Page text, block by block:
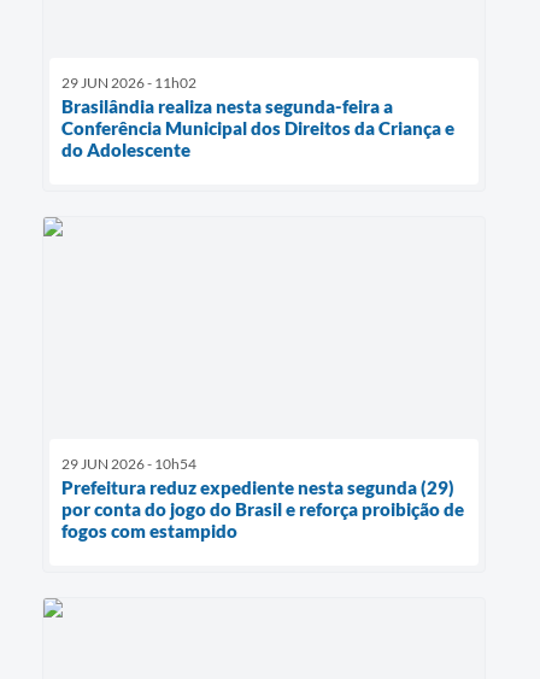
29 JUN 2026 - 11h02
Brasilândia realiza nesta segunda-feira a
Conferência Municipal dos Direitos da Criança e
do Adolescente
29 JUN 2026 - 10h54
Prefeitura reduz expediente nesta segunda (29)
por conta do jogo do Brasil e reforça proibição de
fogos com estampido